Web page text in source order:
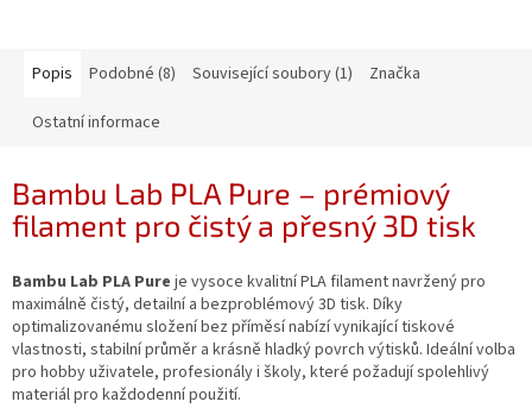
Popis Podobné (8) Související soubory (1) Značka
Ostatní informace
Bambu Lab PLA Pure – prémiový
filament pro čistý a přesný 3D tisk
Bambu Lab PLA Pure je vysoce kvalitní PLA filament navržený pro
maximálně čistý, detailní a bezproblémový 3D tisk. Díky
optimalizovanému složení bez příměsí nabízí vynikající tiskové
vlastnosti, stabilní průměr a krásně hladký povrch výtisků. Ideální volba
pro hobby uživatele, profesionály i školy, které požadují spolehlivý
materiál pro každodenní použití.